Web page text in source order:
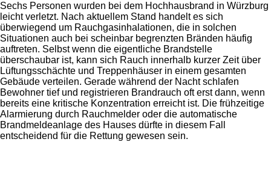
Sechs Personen wurden bei dem Hochhausbrand in Würzburg
leicht verletzt. Nach aktuellem Stand handelt es sich
überwiegend um Rauchgasinhalationen, die in solchen
Situationen auch bei scheinbar begrenzten Bränden häufig
auftreten. Selbst wenn die eigentliche Brandstelle
überschaubar ist, kann sich Rauch innerhalb kurzer Zeit über
Lüftungsschächte und Treppenhäuser in einem gesamten
Gebäude verteilen. Gerade während der Nacht schlafen
Bewohner tief und registrieren Brandrauch oft erst dann, wenn
bereits eine kritische Konzentration erreicht ist. Die frühzeitige
Alarmierung durch Rauchmelder oder die automatische
Brandmeldeanlage des Hauses dürfte in diesem Fall
entscheidend für die Rettung gewesen sein.